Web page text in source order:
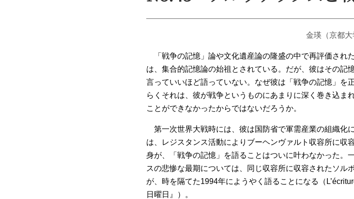
金瑛（京都大
「戦争の記憶」論や文化遺産論の隆盛の中で再評価され
は、集合的記憶論の始祖とされている。だが、彼はその記
言っていいほど語っていない。なぜ彼は「戦争の記憶」を
らくそれは、彼が戦争というものにあまりに深く巻き込ま
ことができなかったからではないだろうか。
第一次世界大戦時には、彼は国防省で軍需産業の組織化
は、レジスタンス活動によりブーヘンヴァルト収容所に収
身が、「戦争の記憶」を語ることはついに叶わなかった。
スの悲惨な最期については、同じ収容所に収容されたソル
が、時を隔てた1994年にようやく語ることになる（
日曜日』）。